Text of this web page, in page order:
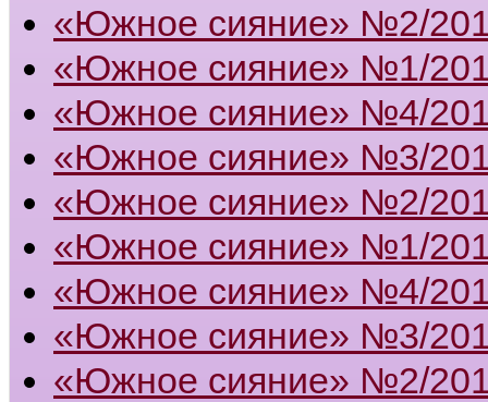
«Южное сияние» №2/
«Южное сияние» №1/
«Южное сияние» №4/
«Южное сияние» №3/
«Южное сияние» №2/
«Южное сияние» №1/
«Южное сияние» №4/
«Южное сияние» №3/
«Южное сияние» №2/